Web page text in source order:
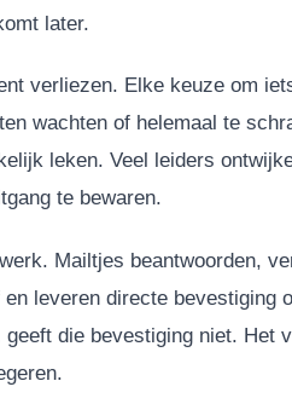
later.
verliezen. Elke keuze om
wachten of helemaal te
leken. Veel leiders
te bewaren.
Mailtjes beantwoorden,
leveren directe bevestiging
die bevestiging niet. Het